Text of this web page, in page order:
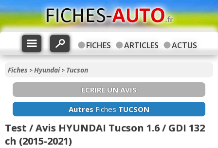
FICHES ARTICLES ACTUS
Fiches >Hyundai> Tucson
ECRIRE UN AVIS
Autres Fiches TUCSON
Test / Avis HYUNDAI Tucson 1.6 / GDI 132
ch (2015-2021)